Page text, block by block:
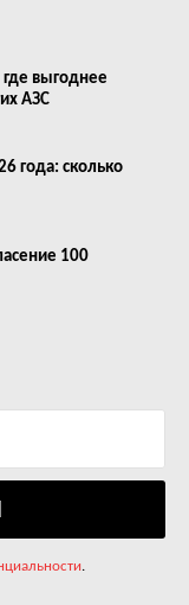
где выгоднее
АЗС
года: сколько
100
.